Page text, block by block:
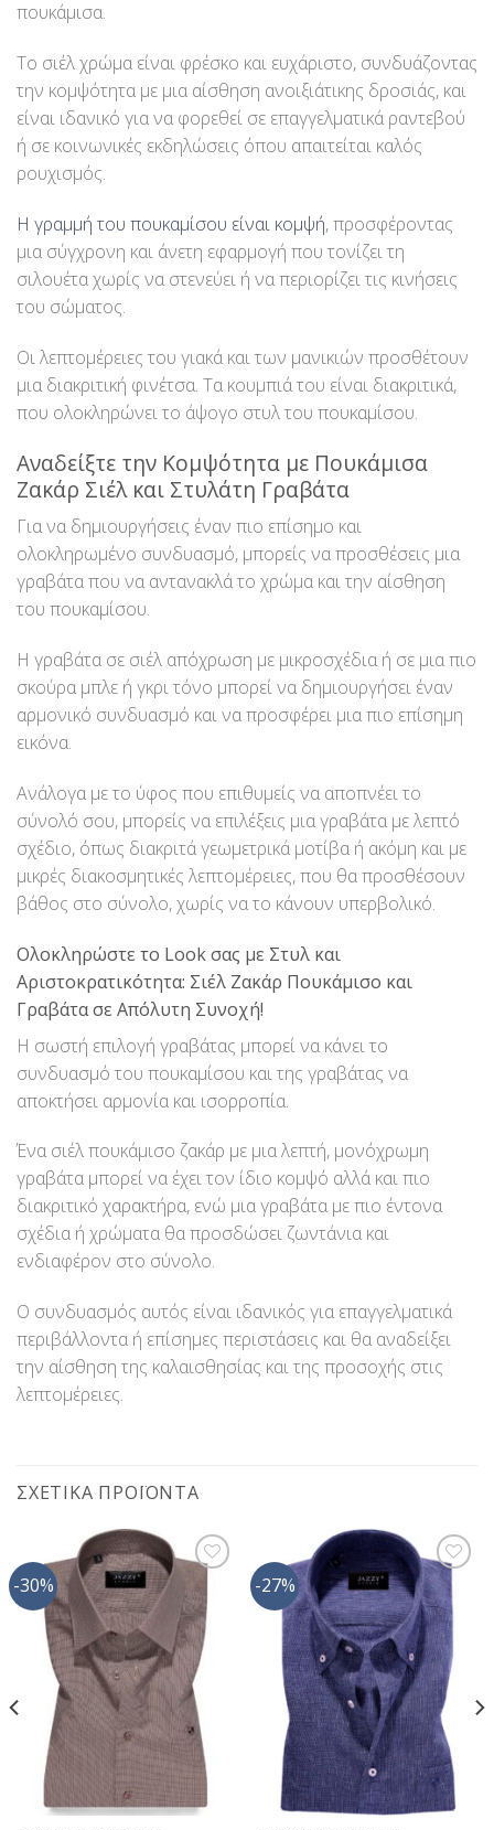
πουκάμισα.
Το σιέλ χρώμα είναι φρέσκο και ευχάριστο, συνδυάζοντας
την κομψότητα με μια αίσθηση ανοιξιάτικης δροσιάς, και
είναι ιδανικό για να φορεθεί σε επαγγελματικά ραντεβού
ή σε κοινωνικές εκδηλώσεις όπου απαιτείται καλός
ρουχισμός.
Η γραμμή του πουκαμίσου είναι κομψή, προσφέροντας
μια σύγχρονη και άνετη εφαρμογή που τονίζει τη
σιλουέτα χωρίς να στενεύει ή να περιορίζει τις κινήσεις
του σώματος.
Οι λεπτομέρειες του γιακά και των μανικιών προσθέτουν
μια διακριτική φινέτσα. Τα κουμπιά του είναι διακριτικά,
που ολοκληρώνει το άψογο στυλ του πουκαμίσου.
Αναδείξτε την Κομψότητα με Πουκάμισα
Ζακάρ Σιέλ και Στυλάτη Γραβάτα
Για να δημιουργήσεις έναν πιο επίσημο και
ολοκληρωμένο συνδυασμό, μπορείς να προσθέσεις μια
γραβάτα που να αντανακλά το χρώμα και την αίσθηση
του πουκαμίσου.
Η γραβάτα σε σιέλ απόχρωση με μικροσχέδια ή σε μια πιο
σκούρα μπλε ή γκρι τόνο μπορεί να δημιουργήσει έναν
αρμονικό συνδυασμό και να προσφέρει μια πιο επίσημη
εικόνα.
Ανάλογα με το ύφος που επιθυμείς να αποπνέει το
σύνολό σου, μπορείς να επιλέξεις μια γραβάτα με λεπτό
σχέδιο, όπως διακριτά γεωμετρικά μοτίβα ή ακόμη και με
μικρές διακοσμητικές λεπτομέρειες, που θα προσθέσουν
βάθος στο σύνολο, χωρίς να το κάνουν υπερβολικό.
Ολοκληρώστε το Look σας με Στυλ και
Αριστοκρατικότητα: Σιέλ Ζακάρ Πουκάμισο και
Γραβάτα σε Απόλυτη Συνοχή!
Η σωστή επιλογή γραβάτας μπορεί να κάνει το
συνδυασμό του πουκαμίσου και της γραβάτας να
αποκτήσει αρμονία και ισορροπία.
Ένα σιέλ πουκάμισο ζακάρ με μια λεπτή, μονόχρωμη
γραβάτα μπορεί να έχει τον ίδιο κομψό αλλά και πιο
διακριτικό χαρακτήρα, ενώ μια γραβάτα με πιο έντονα
σχέδια ή χρώματα θα προσδώσει ζωντάνια και
ενδιαφέρον στο σύνολο.
Ο συνδυασμός αυτός είναι ιδανικός για επαγγελματικά
περιβάλλοντα ή επίσημες περιστάσεις και θα αναδείξει
την αίσθηση της καλαισθησίας και της προσοχής στις
λεπτομέρειες.
ΣΧΕΤΙΚΆ ΠΡΟΪΌΝΤΑ
-30%
Προσθήκη
στη Λίστα
Επιθυμίας
-27%
Προσθήκη
στη Λίστα
Επιθυμίας